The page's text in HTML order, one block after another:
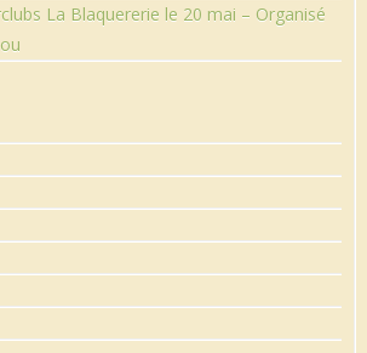
La Blaquererie le 20 mai – Organisé